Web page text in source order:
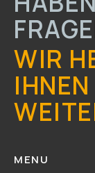
WIR
MENU